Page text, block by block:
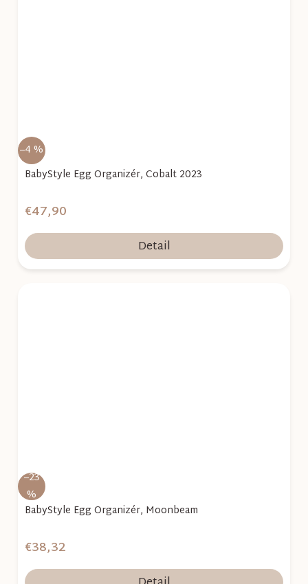
–4 %
BabyStyle Egg Organizér, Cobalt 2023
€47,90
Detail
–23
%
BabyStyle Egg Organizér, Moonbeam
€38,32